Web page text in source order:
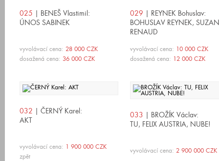
025 | BENEŠ Vlastimil:
ÚNOS SABINEK
vyvolávací cena: 28 000 CZK
dosažená cena: 36 000 CZK
029 | REYNEK Bohuslav:
BOHUSLAV REYNEK,
RENAUD
vyvolávací cena: 10 000 CZK
dosažená cena: 12 000 CZK
032 | ČERNÝ Karel:
AKT
vyvolávací cena: 1 900 000 CZK
zpět
033 | BROŽÍK Václav:
TU, FELIX AUSTRIA, NUBE!
vyvolávací cena: 2 900 000 CZK